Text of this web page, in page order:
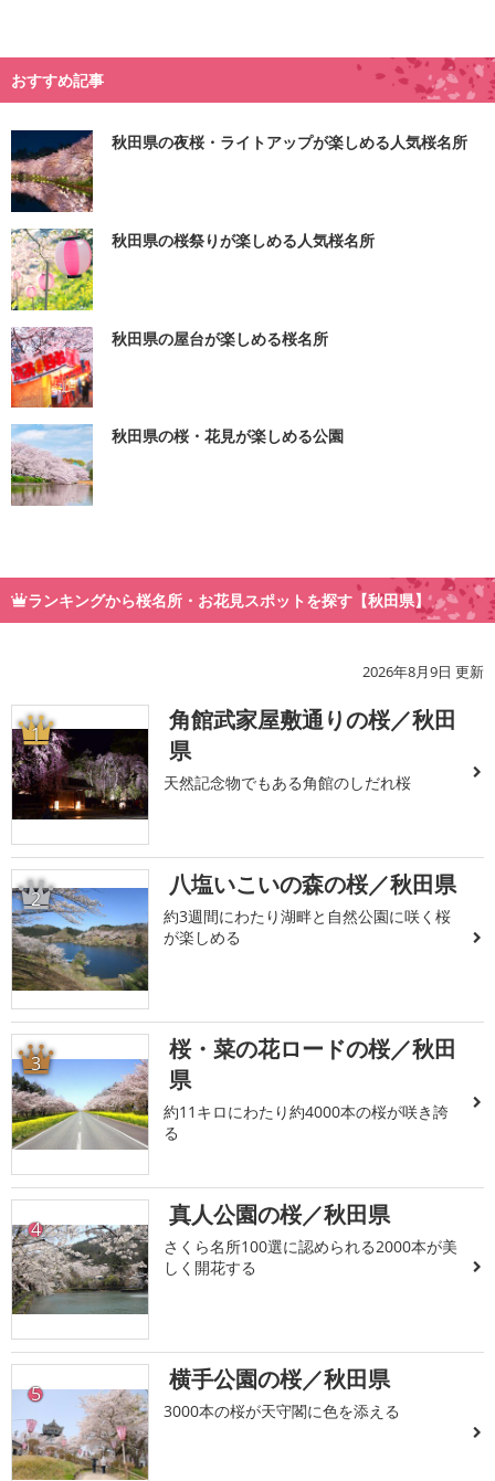
おすすめ記事
秋田県の夜桜・ライトアップが楽しめる人気桜名所
秋田県の桜祭りが楽しめる人気桜名所
秋田県の屋台が楽しめる桜名所
秋田県の桜・花見が楽しめる公園
ランキングから桜名所・お花見スポットを探す【秋田県】
2026年8月9日 更新
1
角館武家屋敷通りの桜／秋田
県
天然記念物でもある角館のしだれ桜
2 八塩いこいの森の桜／秋田県
約3週間にわたり湖畔と自然公園に咲く桜
が楽しめる
3
桜・菜の花ロードの桜／秋田
県
約11キロにわたり約4000本の桜が咲き誇
る
4 真人公園の桜／秋田県
さくら名所100選に認められる2000本が美
しく開花する
5 横手公園の桜／秋田県
3000本の桜が天守閣に色を添える